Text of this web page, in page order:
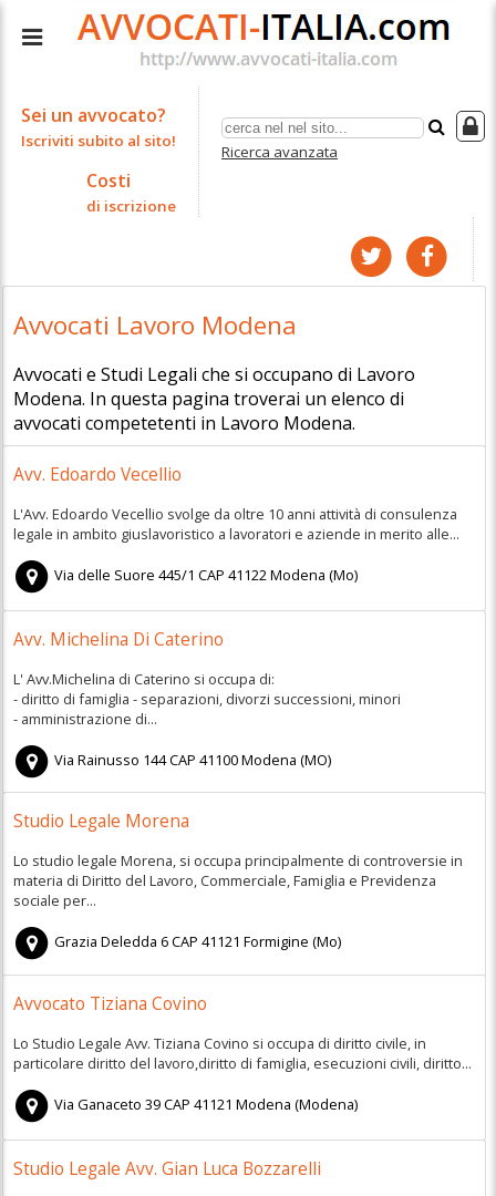
Ricerca avanzata
Sei un avvocato?
Iscriviti subito al sito!
Costi
di iscrizione
Avvocati Lavoro Modena
Avvocati e Studi Legali che si occupano di Lavoro
Modena. In questa pagina troverai un elenco di
avvocati competetenti in Lavoro Modena.
Avv. Edoardo Vecellio
L'Avv. Edoardo Vecellio svolge da oltre 10 anni attività di consulenza
legale in ambito giuslavoristico a lavoratori e aziende in merito alle...
Via delle Suore 445/1 CAP41122Modena (Mo)
Avv. Michelina Di Caterino
L' Avv.Michelina di Caterino si occupa di:
- diritto di famiglia - separazioni, divorzi successioni, minori
- amministrazione di...
Via Rainusso 144CAP41100Modena (MO)
Studio Legale Morena
Lo studio legale Morena, si occupa principalmente di controversie in
materia di Diritto del Lavoro, Commerciale, Famiglia e Previdenza
sociale per...
Grazia Deledda 6CAP41121 Formigine (Mo)
Avvocato Tiziana Covino
Lo Studio Legale Avv. Tiziana Covino si occupa di diritto civile, in
particolare diritto del lavoro,diritto di famiglia, esecuzioni civili, diritto...
Via Ganaceto 39CAP41121 Modena (Modena)
Studio Legale Avv. Gian Luca Bozzarelli